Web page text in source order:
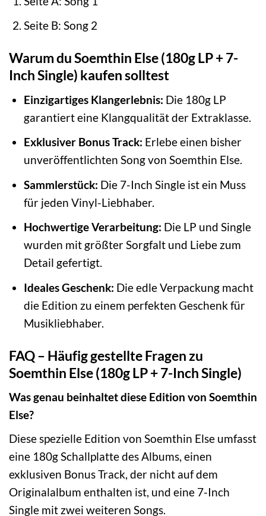
Seite B: Song 2
Warum du Soemthin Else (180g LP + 7-
Inch Single) kaufen solltest
Einzigartiges Klangerlebnis: Die 180g LP
garantiert eine Klangqualität der Extraklasse.
Exklusiver Bonus Track: Erlebe einen bisher
unveröffentlichten Song von Soemthin Else.
Sammlerstück: Die 7-Inch Single ist ein Muss
für jeden Vinyl-Liebhaber.
Hochwertige Verarbeitung: Die LP und Single
wurden mit größter Sorgfalt und Liebe zum
Detail gefertigt.
Ideales Geschenk: Die edle Verpackung macht
die Edition zu einem perfekten Geschenk für
Musikliebhaber.
FAQ – Häufig gestellte Fragen zu
Soemthin Else (180g LP + 7-Inch Single)
Was genau beinhaltet diese Edition von Soemthin
Else?
Diese spezielle Edition von Soemthin Else umfasst
eine 180g Schallplatte des Albums, einen
exklusiven Bonus Track, der nicht auf dem
Originalalbum enthalten ist, und eine 7-Inch
Single mit zwei weiteren Songs.